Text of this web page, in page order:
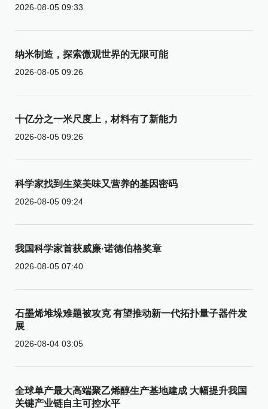
2026-08-05 09:33
纳米制造，探索微观世界的无限可能
2026-08-05 09:26
十亿分之一米尺度上，材料有了新能力
2026-08-05 09:26
科学家找到生菜美味又营养的基因密码
2026-08-05 09:24
我国科学家首获威廉·诺德伯格奖章
2026-08-05 07:40
石墨烯堆垛难题被攻克 有望推动新一代拓扑量子器件发
展
2026-08-04 03:05
全球单产最大高端聚乙烯醇生产基地建成 大幅提升我国
关键产业链自主可控水平